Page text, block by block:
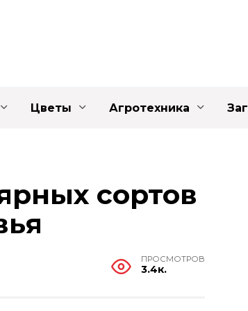
Цветы Агротехника
сортов
ПРОСМОТРОВ
3.4к.